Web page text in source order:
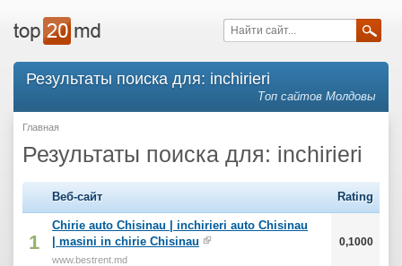
Результаты поиска для: inchirieri
Топ сайтов Молдовы
Главная
Результаты поиска для: inchirieri
Веб-сайт Rating
1
Chirie auto Chisinau | inchirieri auto Chisinau
| masini in chirie Chisinau
www.bestrent.md
0,1000